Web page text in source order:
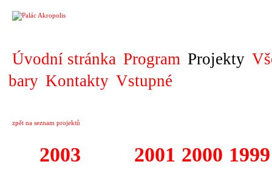
Úvodní stránka Program Projekty
bary Kontakty Vstupné
zpět na seznam projektů
2003 2001 2000 1999